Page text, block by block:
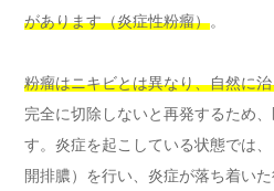
があります（炎症性粉瘤）。
粉瘤はニキビとは異なり、自然に
完全に切除しないと再発するため
す。炎症を起こしている状態では
開排膿）を行い、炎症が落ち着い